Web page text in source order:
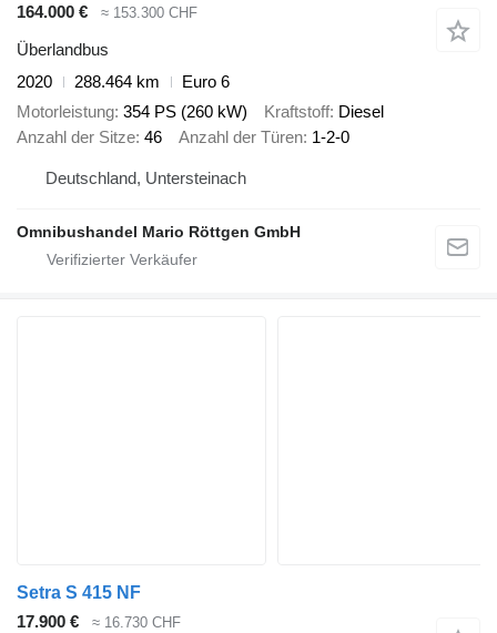
164.000 €
≈ 153.300 CHF
Überlandbus
2020
288.464 km
Euro 6
Motorleistung 354 PS (260 kW) Kraftstoff Diesel
Anzahl der Sitze 46 Anzahl der Türen 1-2-0
Deutschland, Untersteinach
Omnibushandel Mario Röttgen GmbH
Setra S 415 NF
17.900 €
≈ 16.730 CHF